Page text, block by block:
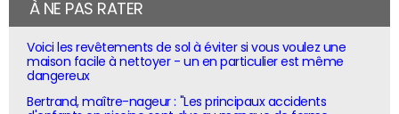
À NE PAS RATER
Voici les revêtements de sol à éviter si vous voulez une
maison facile à nettoyer - un en particulier est même
dangereux
Bertrand, maître-nageur : "Les principaux accidents